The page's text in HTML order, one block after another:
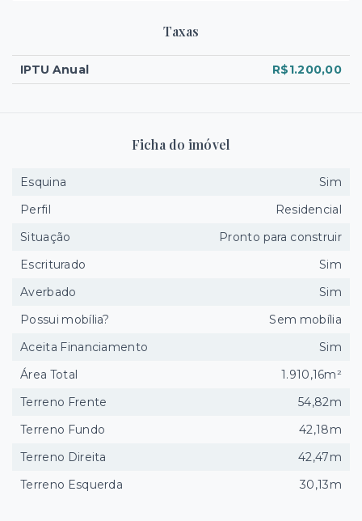
Taxas
IPTU Anual R$1.200,00
Ficha do imóvel
Esquina
Sim
Perfil
Residencial
Situação
Pronto para construir
Escriturado
Sim
Averbado
Sim
Possui mobília?
Sem mobília
Aceita Financiamento
Sim
Área Total
1.910,16m²
Terreno Frente
54,82m
Terreno Fundo
42,18m
Terreno Direita
42,47m
Terreno Esquerda
30,13m